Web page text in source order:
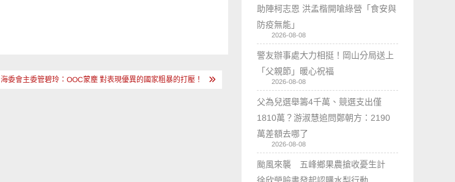
海委會主委管碧玲：OOC蒙塵 對表現優異的國家粗暴的打壓！
助陣柯志恩 洪孟楷開嗆綠營「食安與
防疫無能」
2026-08-08
警友辦事處大力相挺！岡山分局送上
「父親節」暖心祝福
2026-08-08
父為兒選舉籌4千萬、競選支出僅
1810萬？游淑慧追問鄭朝方：2190
萬差額去哪了
2026-08-08
颱風來襲 五峰鄉果農搶收憂生計
徐欣瑩臉書發起認購水梨行動